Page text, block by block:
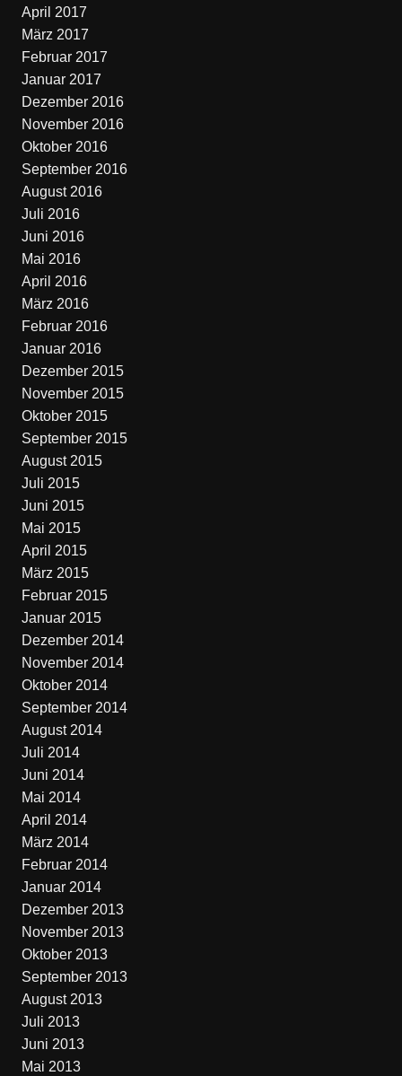
April 2017
März 2017
Februar 2017
Januar 2017
Dezember 2016
November 2016
Oktober 2016
September 2016
August 2016
Juli 2016
Juni 2016
Mai 2016
April 2016
März 2016
Februar 2016
Januar 2016
Dezember 2015
November 2015
Oktober 2015
September 2015
August 2015
Juli 2015
Juni 2015
Mai 2015
April 2015
März 2015
Februar 2015
Januar 2015
Dezember 2014
November 2014
Oktober 2014
September 2014
August 2014
Juli 2014
Juni 2014
Mai 2014
April 2014
März 2014
Februar 2014
Januar 2014
Dezember 2013
November 2013
Oktober 2013
September 2013
August 2013
Juli 2013
Juni 2013
Mai 2013